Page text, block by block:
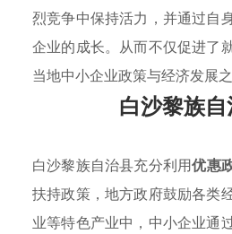
烈竞争中保持活力，并通过自
企业的成长。从而不仅促进了
当地中小企业政策与经济发展
白沙黎族
白沙黎族自治县充分利用优惠
扶持政策，地方政府鼓励各类
业等特色产业中，中小企业通